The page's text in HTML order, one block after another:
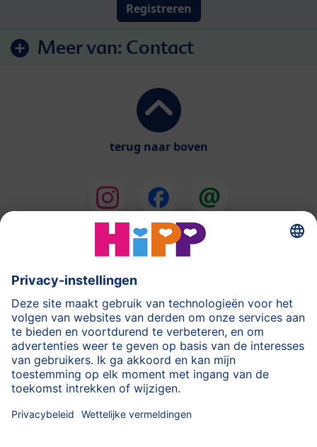
Registreren
Meer van: Contact
terug naar boven
HiPP Melkbereidingen
HiPP Babyvoeding
HiPP tijdens de Zwangerschap
Privacyverklaring
Gebruiksvoorwaarden
Stempel
Meer over HiPP Contact